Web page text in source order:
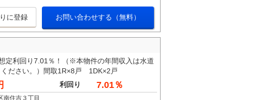
に登録 お問い合わせする（無料）
利回り7.01％！（※本物件の年間収入は水道
ください。）間取1R×8戸 1DK×2戸
利回り 7.01％
南住吉３丁目